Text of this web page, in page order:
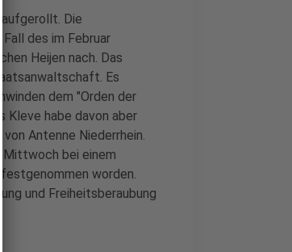
Die
des im Februar
Heijen nach. Das
Es
dem "Orden der
Kleve habe davon aber
Antenne Niederrhein.
Mittwoch bei einem
worden.
und Freiheitsberaubung